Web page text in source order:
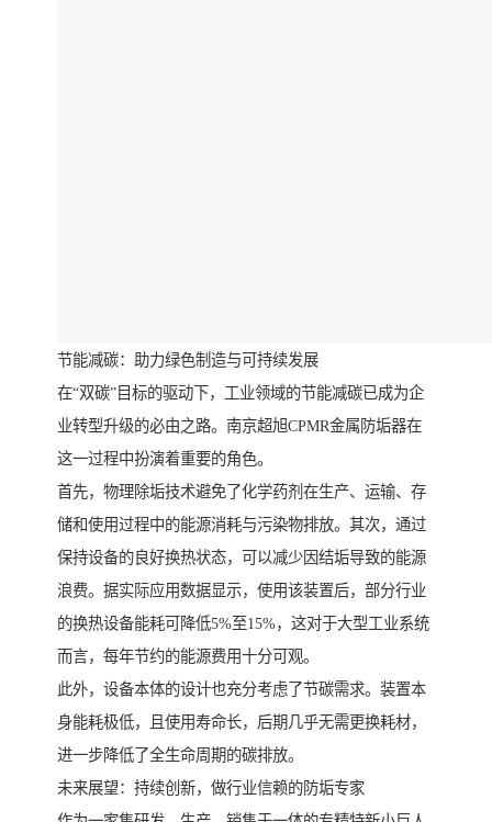
节能减碳：助力绿色制造与可持续发展
在“双碳”目标的驱动下，工业领域的节能减碳已成为企
业转型升级的必由之路。南京超旭CPMR金属防垢器在
这一过程中扮演着重要的角色。
首先，物理除垢技术避免了化学药剂在生产、运输、存
储和使用过程中的能源消耗与污染物排放。其次，通过
保持设备的良好换热状态，可以减少因结垢导致的能源
浪费。据实际应用数据显示，使用该装置后，部分行业
的换热设备能耗可降低5%至15%，这对于大型工业系统
而言，每年节约的能源费用十分可观。
此外，设备本体的设计也充分考虑了节碳需求。装置本
身能耗极低，且使用寿命长，后期几乎无需更换耗材，
进一步降低了全生命周期的碳排放。
未来展望：持续创新，做行业信赖的防垢专家